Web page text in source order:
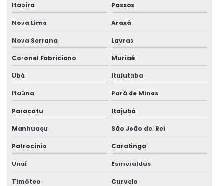
Itabira Passos
Nova Lima Araxá
Nova Serrana Lavras
Coronel Fabriciano Muriaé
Ubá Ituiutaba
Itaúna Pará de Minas
Paracatu Itajubá
Manhuaçu São João del Rei
Patrocínio Caratinga
Unaí Esmeraldas
Timóteo Curvelo